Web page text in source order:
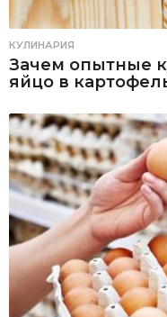
КУЛИНАРИЯ
Зачем опытные
яйцо в